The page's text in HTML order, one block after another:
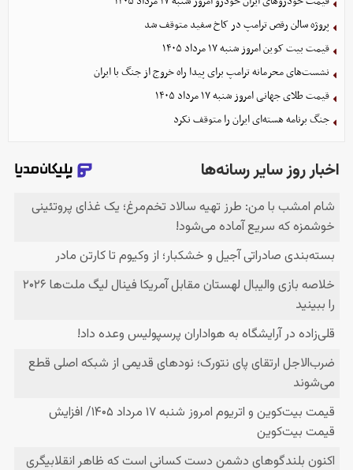
پروژه سالن رقص ترامپ در کاخ سفید متوقف شد
قیمت بیت کوین امروز شنبه ۱۷ مرداد ۱۴۰۵
نشست‌های محرمانه ترامپ برای پیدا راه خروج از جنگ با ایران
قیمت طلای جهانی امروز شنبه ۱۷ مرداد ۱۴۰۵
جنگ برنامه هسته‌ای ایران را متوقف نکرد